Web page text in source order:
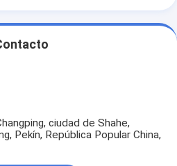
ciudad de Shahe,
Pekín, República Popular China,